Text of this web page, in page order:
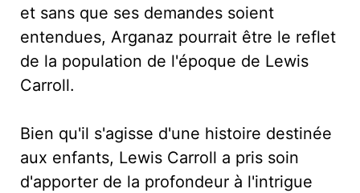
et sans que ses demandes soient
entendues, Arganaz pourrait être le reflet
de la population de l'époque de Lewis
Carroll.
Bien qu'il s'agisse d'une histoire destinée
aux enfants, Lewis Carroll a pris soin
d'apporter de la profondeur à l'intrigue